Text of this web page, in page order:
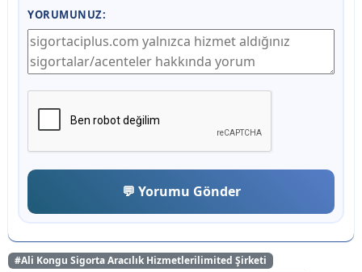
YORUMUNUZ:
💬 Yorumu Gönder
#Ali Kongu Sigorta Aracılık Hizmetlerilimited Şirketi